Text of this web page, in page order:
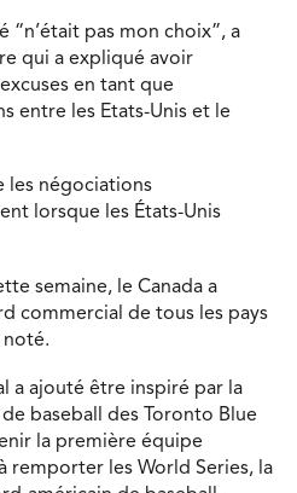
“n’était pas mon choix”, a
qui a expliqué avoir
en tant que
entre les Etats-Unis et le
les négociations
lorsque les États-Unis
semaine, le Canada a
commercial de tous les pays
noté.
a ajouté être inspiré par la
baseball des Toronto Blue
la première équipe
remporter les World Series, la